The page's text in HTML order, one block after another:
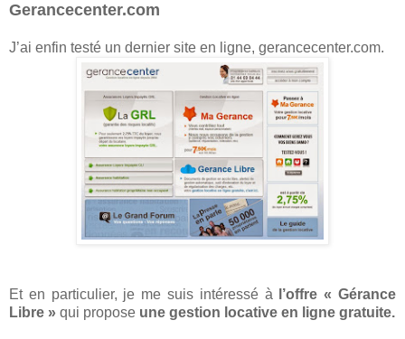
Gerancecenter.com
J’ai enfin testé un dernier site en ligne, gerancecenter.com.
Et en particulier, je me suis intéressé à
l’offre « Gérance
Libre » qui propose une gestion locative en ligne gratuite.